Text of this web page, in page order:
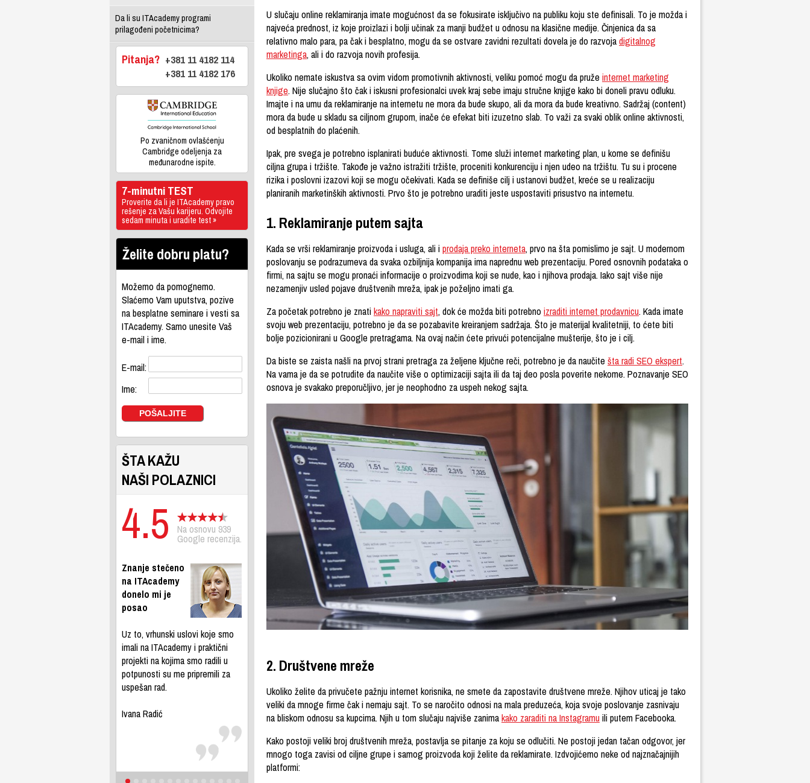
U slučaju online reklamiranja imate mogućnost da se fokusirate isključivo na publiku koju ste definisali. To je možda i
najveća prednost, iz koje proizlazi i bolji učinak za manji budžet u odnosu na klasične medije. Činjenica da sa
relativno malo para, pa čak i besplatno, mogu da se ostvare zavidni rezultati dovela je do razvojadigitalnog
marketinga, ali i do razvoja novih profesija.
Ukoliko nemate iskustva sa ovim vidom promotivnih aktivnosti, veliku pomoć mogu da pruže internet marketing
knjige. Nije slučajno što čak i iskusni profesionalci uvek kraj sebe imaju stručne knjige kako bi doneli pravu odluku.
Imajte i na umu da reklamiranje na internetu ne mora da bude skupo, ali da mora da bude kreativno. Sadržaj (content)
mora da bude u skladu sa ciljnom grupom, inače će efekat biti izuzetno slab. To važi za svaki oblik online aktivnosti,
od besplatnih do plaćenih.
Ipak, pre svega je potrebno isplanirati buduće aktivnosti. Tome služi internet marketing plan, u kome se definišu
ciljna grupa i tržište. Takođe je važno istražiti tržište, proceniti konkurenciju i njen udeo na tržištu. Tu su i procene
rizika i poslovni izazovi koji se mogu očekivati. Kada se definiše cilj i ustanovi budžet, kreće se u realizaciju
planiranih marketinških aktivnosti. Prvo što je potrebno uraditi jeste uspostaviti prisustvo na internetu.
1. Reklamiranje putem sajta
Kada se vrši reklamiranje proizvoda i usluga, ali iprodaja preko interneta, prvo na šta pomislimo je sajt. U modernom
poslovanju se podrazumeva da svaka ozbiljnija kompanija ima naprednu web prezentaciju. Pored osnovnih podataka o
firmi, na sajtu se mogu pronaći informacije o proizvodima koji se nude, kao i njihova prodaja. Iako sajt više nije
nezamenjiv usled pojave društvenih mreža, ipak je poželjno imati ga.
Za početak potrebno je znatikako napraviti sajt, dok će možda biti potrebno izraditi internet prodavnicu. Kada imate
svoju web prezentaciju, potrebno je da se pozabavite kreiranjem sadržaja. Što je materijal kvalitetniji, to ćete biti
bolje pozicionirani u Google pretragama. Na ovaj način ćete privući potencijalne mušterije, što je i cilj.
Da biste se zaista našli na prvoj strani pretraga za željene ključne reči, potrebno je da naučite šta radi SEO ekspert.
Na vama je da se potrudite da naučite više o optimizaciji sajta ili da taj deo posla poverite nekome. Poznavanje SEO
osnova je svakako preporučljivo, jer je neophodno za uspeh nekog sajta.
2. Društvene mreže
Ukoliko želite da privučete pažnju internet korisnika, ne smete da zapostavite društvene mreže. Njihov uticaj je tako
veliki da mnoge firme čak i nemaju sajt. To se naročito odnosi na mala preduzeća, koja svoje poslovanje zasnivaju
na bliskom odnosu sa kupcima. Njih u tom slučaju najviše zanimakako zaraditi na Instagramu ili putem Facebooka.
Kako postoji veliki broj društvenih mreža, postavlja se pitanje za koju se odlučiti. Ne postoji jedan tačan odgovor, jer
mnogo toga zavisi od ciljne grupe i samog proizvoda koji želite da reklamirate. Izdvojićemo neke od najznačajnijih
platformi:
Da li su ITAcademy programi
prilagođeni početnicima?
Pitanja? +381 11 4182 114
+381 11 4182 176
Po zvaničnom ovlašćenju
Cambridge odeljenja za
međunarodne ispite.
7-minutni TEST
Proverite da li je ITAcademy pravo
rešenje za Vašu karijeru. Odvojite
sedam minuta i uradite test »
Želite dobru platu?
Možemo da pomognemo.
Slaćemo Vam uputstva, pozive
na besplatne seminare i vesti sa
ITAcademy. Samo unesite Vaš
e-mail i ime.
E-mail:
Ime:
ŠTA KAŽU
NAŠI POLAZNICI
4.5 Na osnovu 939
Google recenzija.
Znanje stečeno
na ITAcademy
donelo mi je
posao
Uz to, vrhunski uslovi koje smo
imali na ITAcademy i praktični
projekti na kojima smo radili u
potpunosti su me pripremili za
uspešan rad.
Ivana Radić